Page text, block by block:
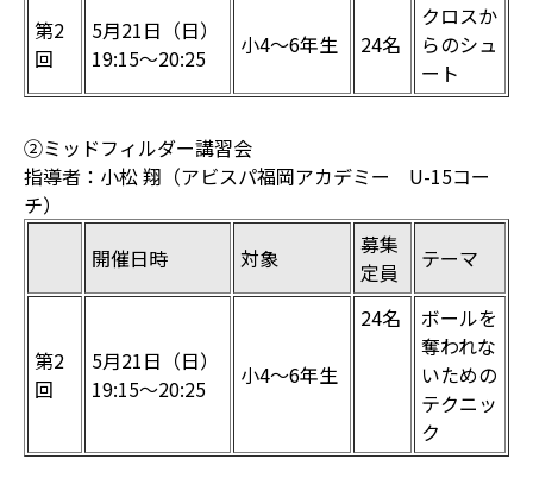
第2
回
5月21日（日）
19:15〜20:25
小4～6年生 24名
クロスか
らのシュ
ート
②ミッドフィルダー講習会
指導者：小松 翔（アビスパ福岡アカデミー U-15コー
チ）
開催日時
対象
募集
定員
テーマ
第2
回
5月21日（日）
19:15〜20:25
小4～6年生
24名
ボールを
奪われな
いための
テクニッ
ク